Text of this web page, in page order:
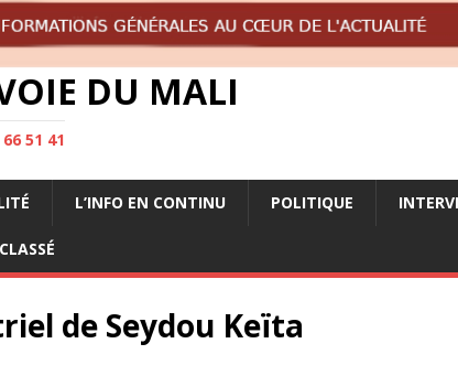
DU MALI
51 41
L’INFO EN CONTINU POLITIQUE
de Seydou Keïta